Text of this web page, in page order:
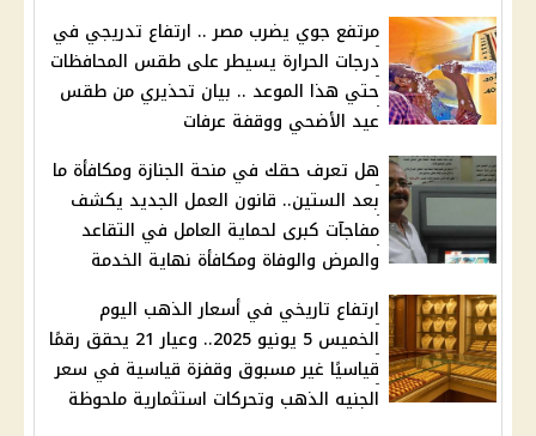
مرتفع جوي يضرب مصر .. ارتفاع تدريجي في
درجات الحرارة يسيطر على طقس المحافظات
حتي هذا الموعد .. بيان تحذيري من طقس
عيد الأضحي ووقفة عرفات
هل تعرف حقك في منحة الجنازة ومكافأة ما
بعد الستين.. قانون العمل الجديد يكشف
مفاجآت كبرى لحماية العامل في التقاعد
والمرض والوفاة ومكافأة نهاية الخدمة
ارتفاع تاريخي في أسعار الذهب اليوم
الخميس 5 يونيو 2025.. وعيار 21 يحقق رقمًا
قياسيًا غير مسبوق وقفزة قياسية في سعر
الجنيه الذهب وتحركات استثمارية ملحوظة